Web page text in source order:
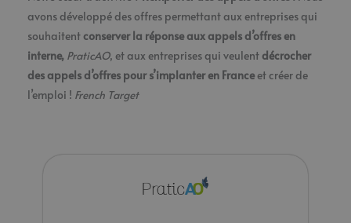
avons développé des offres permettant aux entreprises qui
souhaitent conserver la réponse aux appels d’offres en
interne, PraticAO, et aux entreprises qui veulent décrocher
des appels d’offres pour s’implanter en Franceet créer de
l’emploi ! French Target